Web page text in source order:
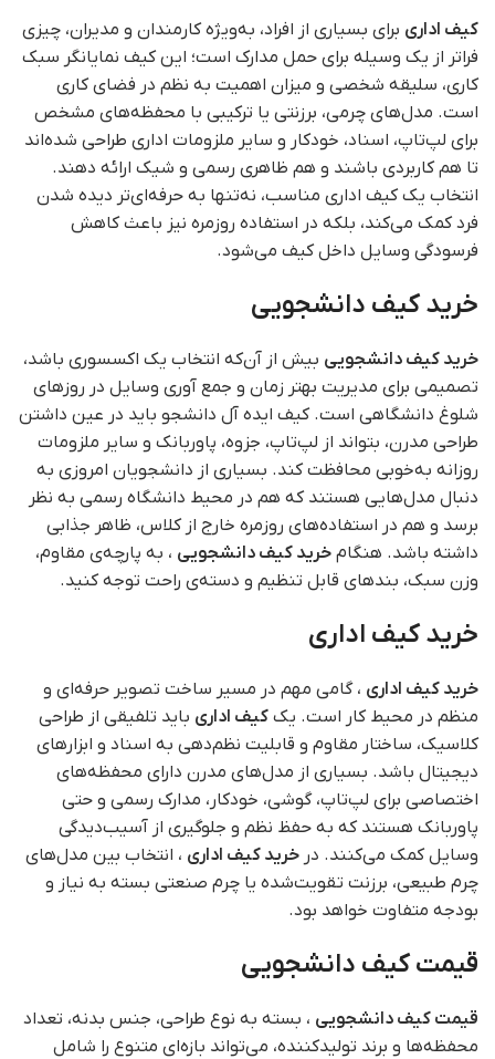
کیف اداری برای بسیاری از افراد، به‌ویژه کارمندان و مدیران، چیزی
فراتر از یک وسیله‌ برای حمل مدارک است؛ این کیف نمایانگر سبک
کاری، سلیقه شخصی و میزان اهمیت به نظم در فضای کاری
است. مدل‌های چرمی، برزنتی یا ترکیبی با محفظه‌های مشخص
برای لپ‌تاپ، اسناد، خودکار و سایر ملزومات اداری طراحی شده‌اند
تا هم کاربردی باشند و هم ظاهری رسمی و شیک ارائه دهند.
انتخاب یک کیف اداری مناسب، نه‌تنها به حرفه‌ای‌تر دیده شدن
فرد کمک می‌کند، بلکه در استفاده روزمره نیز باعث کاهش
فرسودگی وسایل داخل کیف می‌شود.
خرید کیف دانشجویی
خرید کیف دانشجویی بیش از آن‌که انتخاب یک اکسسوری باشد،
تصمیمی برای مدیریت بهتر زمان و جمع آوری وسایل در روزهای
شلوغ دانشگاهی است. کیف ایده‌ آل دانشجو باید در عین داشتن
طراحی مدرن، بتواند از لپ‌تاپ، جزوه، پاوربانک و سایر ملزومات
روزانه به‌خوبی محافظت کند. بسیاری از دانشجویان امروزی به
دنبال مدل‌هایی هستند که هم در محیط دانشگاه رسمی به نظر
برسد و هم در استفاده‌های روزمره خارج از کلاس، ظاهر جذابی
داشته باشد. هنگام خرید کیف دانشجویی ، به پارچه‌ی مقاوم،
وزن سبک، بندهای قابل تنظیم و دسته‌ی راحت توجه کنید.
خرید کیف اداری
خرید کیف اداری ، گامی مهم در مسیر ساخت تصویر حرفه‌ای و
منظم در محیط کار است. یک کیف اداری باید تلفیقی از طراحی
کلاسیک، ساختار مقاوم و قابلیت نظم‌دهی به اسناد و ابزارهای
دیجیتال باشد. بسیاری از مدل‌های مدرن دارای محفظه‌های
اختصاصی برای لپ‌تاپ، گوشی، خودکار، مدارک رسمی و حتی
پاوربانک هستند که به حفظ نظم و جلوگیری از آسیب‌دیدگی
وسایل کمک می‌کنند. در خرید کیف اداری ، انتخاب بین مدل‌های
چرم طبیعی، برزنت تقویت‌شده یا چرم صنعتی بسته به نیاز و
بودجه متفاوت خواهد بود.
قیمت کیف دانشجویی
قیمت کیف دانشجویی ، بسته به نوع طراحی، جنس بدنه، تعداد
محفظه‌ها و برند تولیدکننده، می‌تواند بازه‌ای متنوع را شامل